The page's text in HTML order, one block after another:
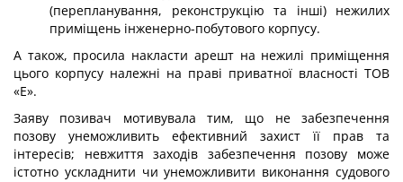
(перепланування, реконструкцію та інші) нежилих
приміщень інженерно-побутового корпусу.
А також, просила накласти арешт на нежилі приміщення
цього корпусу належні на праві приватної власності ТОВ
«Е».
Заяву позивач мотивувала тим, що не забезпечення
позову унеможливить ефективний захист її прав та
інтересів; невжиття заходів забезпечення позову може
істотно ускладнити чи унеможливити виконання судового